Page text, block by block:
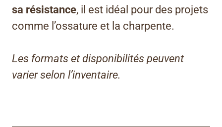
sa résistance, il est idéal pour des projets
comme l’ossature et la charpente.
Les formats et disponibilités peuvent
varier selon l’inventaire.